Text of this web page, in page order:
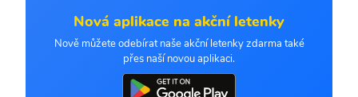
Nová aplikace na akční letenky
Nově můžete odebírat naše akční letenky zdarma také
přes naší novou aplikaci.